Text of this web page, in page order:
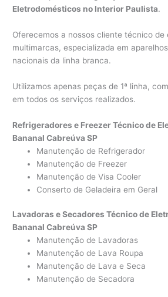
Eletrodomésticos no Interior Paulista.
Oferecemos a nossos cliente técnico de
multimarcas, especializada em
nacionais da linha branca.
Utilizamos apenas peças de 1ª linha,
em todos os serviços realizados.
Refrigeradores e Freezer Técnico de
Bananal Cabreúva SP
Manutenção de Refrigerador
Manutenção de Freezer
Manutenção de Visa Cooler
Conserto de Geladeira em Geral
Lavadoras e Secadores Técnico de
Bananal Cabreúva SP
Manutenção de Lavadoras
Manutenção de Lava Roupa
Manutenção de Lava e Seca
Manutenção de Secadora